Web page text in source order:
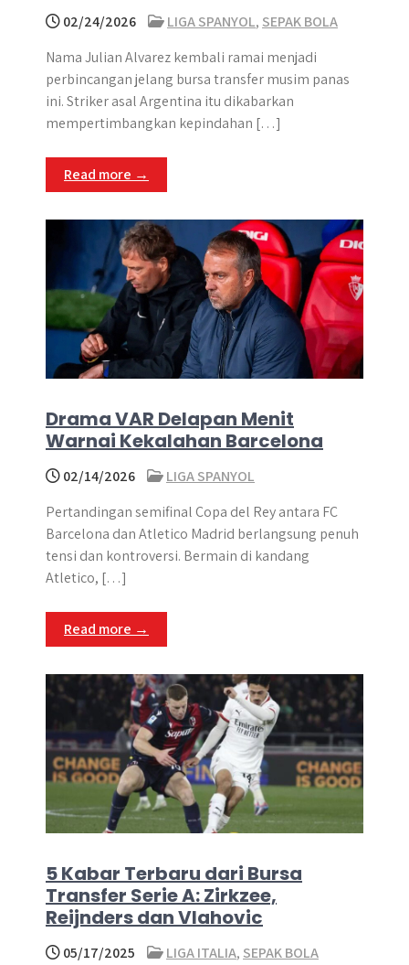
02/24/2026 LIGA SPANYOL, SEPAK BOLA
Nama Julian Alvarez kembali ramai menjadi
perbincangan jelang bursa transfer musim panas
ini. Striker asal Argentina itu dikabarkan
mempertimbangkan kepindahan […]
Read more →
Drama VAR Delapan Menit
Warnai Kekalahan Barcelona
02/14/2026
LIGA SPANYOL
Pertandingan semifinal Copa del Rey antara FC
Barcelona dan Atletico Madrid berlangsung penuh
tensi dan kontroversi. Bermain di kandang
Atletico, […]
Read more →
5 Kabar Terbaru dari Bursa
Transfer Serie A: Zirkzee,
Reijnders dan Vlahovic
05/17/2025 LIGA ITALIA, SEPAK BOLA